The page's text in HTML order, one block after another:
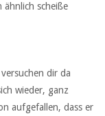
ähnlich scheiße
dir da
wieder, ganz
aufgefallen, dass er